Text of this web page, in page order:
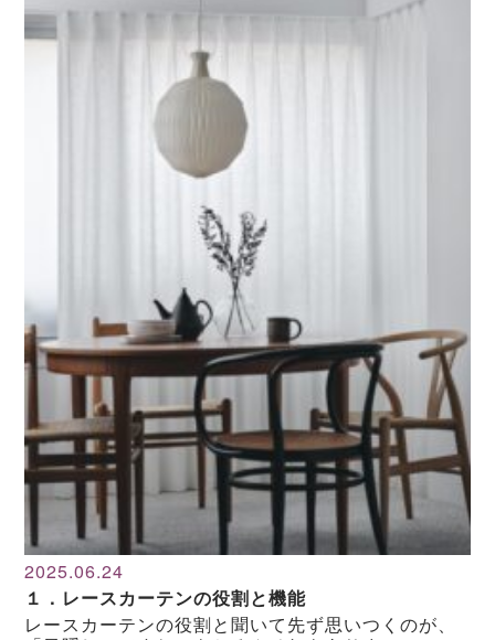
2025.06.24
１．レースカーテンの役割と機能
レースカーテンの役割と聞いて先ず思いつくのが、